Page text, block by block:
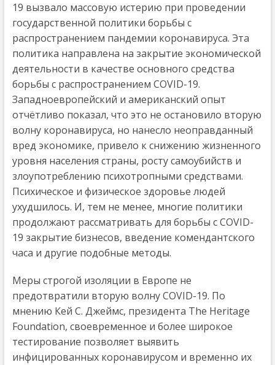
19 вызвало массовую истерию при проведении
государственной политики борьбы с
распространением пандемии коронавируса. Эта
политика направлена на закрытие экономической
деятельности в качестве основного средства
борьбы с распространением COVID-19.
Западноевропейский и американский опыт
отчётливо показал, что это не остановило вторую
волну коронавируса, но нанесло неоправданный
вред экономике, привело к снижению жизненного
уровня населения страны, росту самоубийств и
злоупотреблению психотропными средствами.
Психическое и физическое здоровье людей
ухудшилось. И, тем не менее, многие политики
продолжают рассматривать для борьбы с COVID-
19 закрытие бизнесов, введение комендантского
часа и другие подобные методы.
Меры строгой изоляции в Европе не
предотвратили вторую волну COVID-19. По
мнению Кей С. Джеймс, президента The Heritage
Foundation, своевременное и более широкое
тестирование позволяет выявить
инфицированных коронавирусом и временно их